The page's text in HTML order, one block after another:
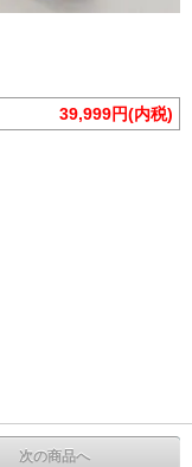
39,999円(内税)
次の商品へ